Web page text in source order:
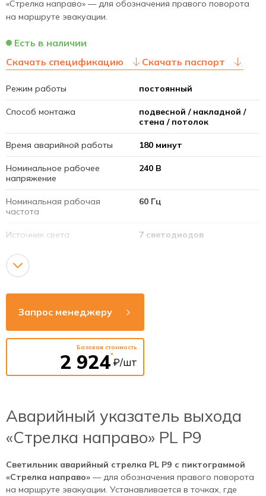
«Стрелка направо» — для обозначения правого поворота
на маршруте эвакуации.
Есть в наличии
Скачать спецификацию
Скачать паспорт
Режим работы постоянный
Способ монтажа
подвесной / накладной /
стена / потолок
Время аварийной работы 180 минут
Номинальное рабочее
напряжение
240 В
Номинальная рабочая
частота
60 Гц
Источник света 7 светодиодов
светодиодов
Материал
алюминий/стекло
Тип аккумулятора
Запрос менеджеру
Базовая стоимость
2 924*
₽/шт
Аварийный указатель выхода
«Стрелка направо» PL P9
Светильник аварийный стрелка PL P9 с пиктограммой
«Стрелка направо» — для обозначения правого поворота
на маршруте эвакуации. Устанавливается в точках, где